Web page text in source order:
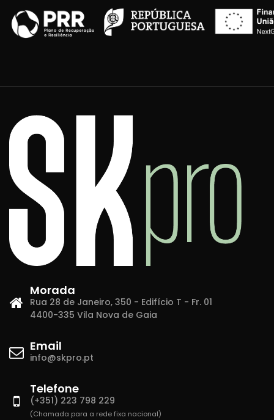
Morada
Rua 28 de Janeiro, 350 - Edifício T - Fr. 01
4400-335 Vila Nova de Gaia
Email
info@skpro.pt
Telefone
(+351) 223 798 229
(Chamada para a rede fixa nacional)